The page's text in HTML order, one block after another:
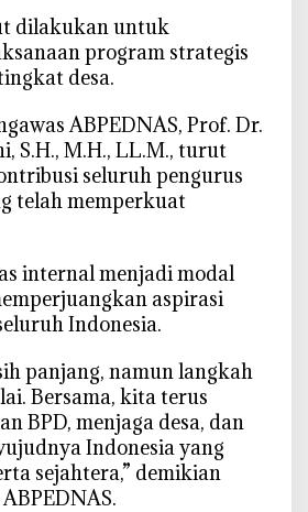
dilakukan untuk
program strategis
desa.
ABPEDNAS, Prof. Dr.
S.H., M.H., LL.M., turut
seluruh pengurus
telah memperkuat
internal menjadi modal
aspirasi
Indonesia.
panjang, namun langkah
Bersama, kita terus
BPD, menjaga desa, dan
Indonesia yang
sejahtera,” demikian